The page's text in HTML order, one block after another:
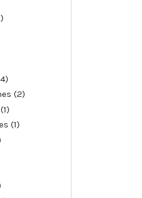
(2)
(1)
(1)